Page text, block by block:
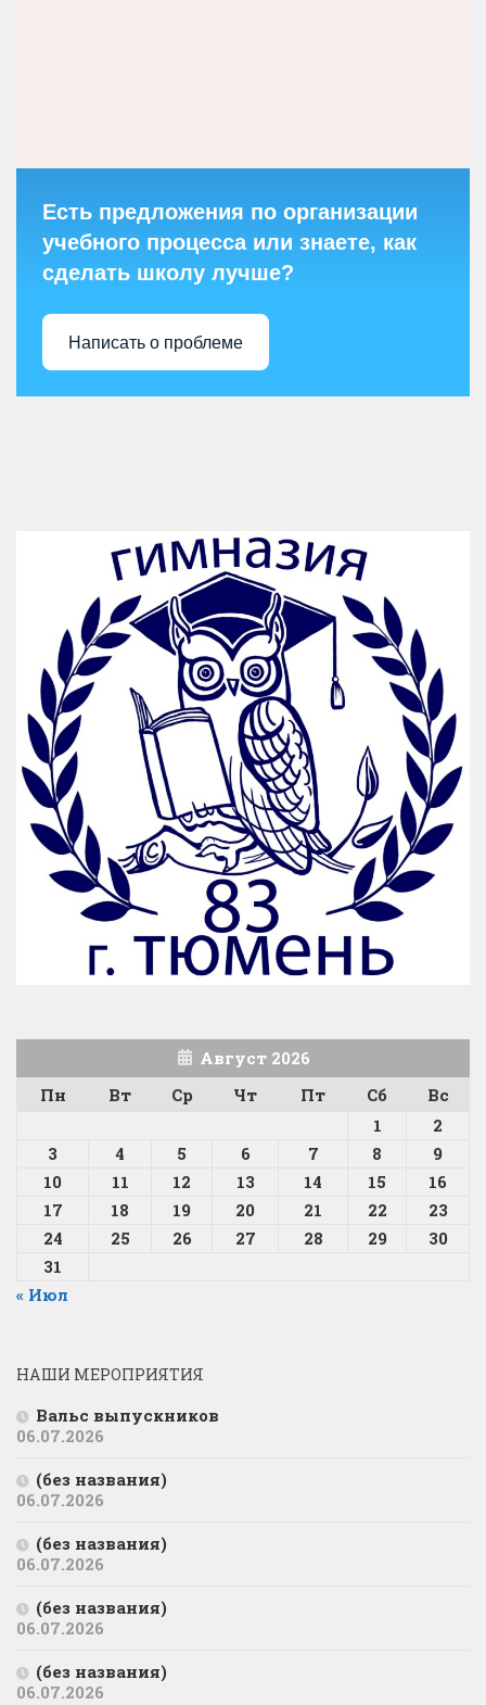
Есть предложения по организации
учебного процесса или знаете, как
сделать школу лучше?
Написать о проблеме
Август 2026
Пн
Вт Ср Чт Пт Сб
Вс
1
2
3
4 5 6 7 8
9
10
11 12 13 14 15
16
17
18 19 20 21 22
23
24
25 26 27 28 29
30
31
« Июл
НАШИ МЕРОПРИЯТИЯ
Вальс выпускников
06.07.2026
(без названия)
06.07.2026
(без названия)
06.07.2026
(без названия)
06.07.2026
(без названия)
06.07.2026